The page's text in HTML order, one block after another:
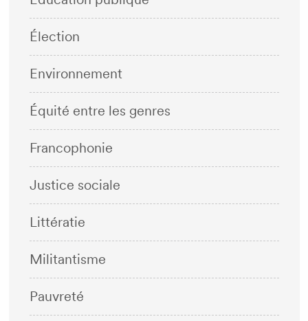
Élection
Environnement
Équité entre les genres
Francophonie
Justice sociale
Littératie
Militantisme
Pauvreté